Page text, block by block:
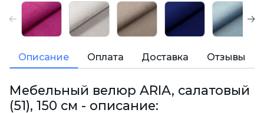
Описание Оплата Доставка Отзывы
Мебельный велюр ARIA, салатовый
(51), 150 см - описание: